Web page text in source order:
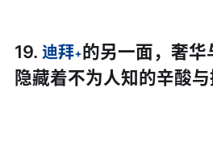
19. 迪拜 的另一面，奢华
隐藏着不为人知的辛酸与